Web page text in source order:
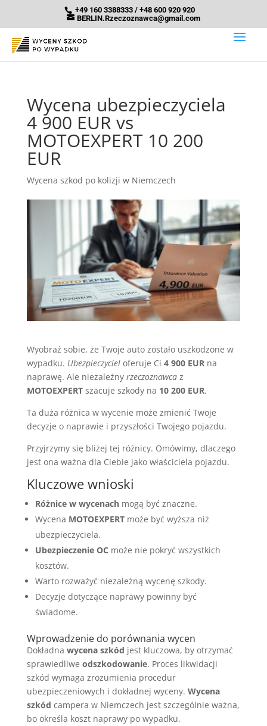
+49 160 3388333 / +48 600 920 920
BERLIN.Rzeczoznawca@gmail.com
Wycena ubezpieczyciela
4 900 EUR vs
MOTOEXPERT 10 200
EUR
Wycena szkod po kolizji w Niemczech
Wyobraź sobie, że Twoje auto zostało uszkodzone w
wypadku. Ubezpieczycieloferuje Ci 4 900 EURna
naprawę. Ale niezależny rzeczoznawcaz
MOTOEXPERTszacuje szkody na 10 200 EUR.
Ta duża różnica w wycenie może zmienić Twoje
decyzje o naprawie i przyszłości Twojego pojazdu.
Przyjrzymy się bliżej tej różnicy. Omówimy, dlaczego
jest ona ważna dla Ciebie jako właściciela pojazdu.
Kluczowe wnioski
Różnice w wycenachmogą być znaczne.
Wycena MOTOEXPERTmoże być wyższa niż
ubezpieczyciela.
Ubezpieczenie OC może nie pokryć wszystkich
kosztów.
Warto rozważyć niezależną wycenę szkody.
Decyzje dotyczące naprawy powinny być
świadome.
Wprowadzenie do porównania wycen
Dokładna wycena szkód jest kluczowa, by otrzymać
sprawiedliwe odszkodowanie. Proces likwidacji
szkód wymaga zrozumienia procedur
ubezpieczeniowych i dokładnej wyceny. Wycena
szkód campera w Niemczech jest szczególnie ważna,
bo określa koszt naprawy po wypadku.